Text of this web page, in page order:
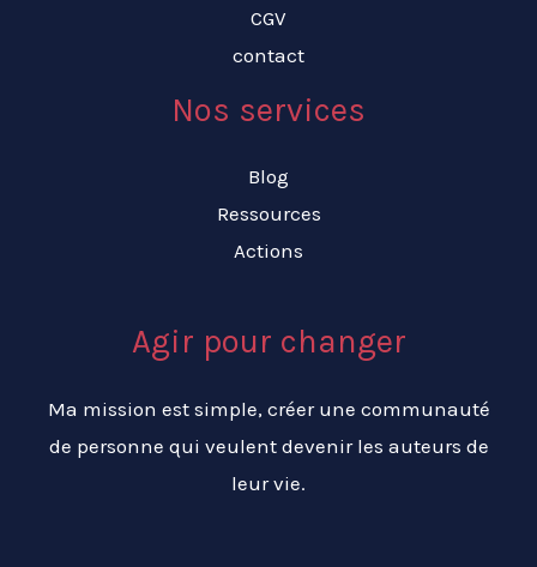
CGV
contact
Nos services
Blog
Ressources
Actions
Agir pour changer
Ma mission est simple, créer une communauté
de personne qui veulent devenir les auteurs de
leur vie.